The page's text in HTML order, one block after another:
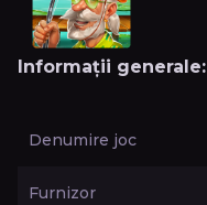
Informații generale:
Denumire joc
Furnizor